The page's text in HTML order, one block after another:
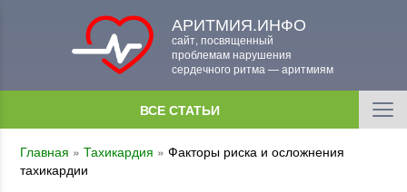
АРИТМИЯ.ИНФО
сайт, посвященный
проблемам нарушения
сердечного ритма — аритмиям
ВСЕ СТАТЬИ
Главная » Тахикардия » Факторы риска и осложнения
тахикардии